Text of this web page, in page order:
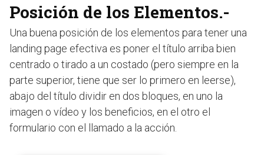
Posición de los Elementos.-
Una buena posición de los elementos para tener una
landing page efectiva es poner el título arriba bien
centrado o tirado a un costado (pero siempre en la
parte superior, tiene que ser lo primero en leerse),
abajo del título dividir en dos bloques, en uno la
imagen o vídeo y los beneficios, en el otro el
formulario con el llamado a la acción.